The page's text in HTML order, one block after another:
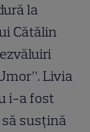
la
Cătălin
Livia
i-a fost
susțină